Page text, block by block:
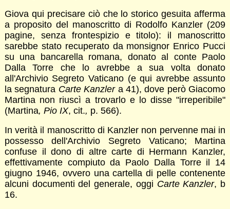
Giova qui precisare ciò che lo storico gesuita afferma
a proposito del manoscritto di Rodolfo Kanzler (209
pagine, senza frontespizio e titolo): il manoscritto
sarebbe stato recuperato da monsignor Enrico Pucci
su una bancarella romana, donato al conte Paolo
Dalla Torre che lo avrebbe a sua volta donato
all'Archivio Segreto Vaticano (e qui avrebbe assunto
la segnatura Carte Kanzlera 41), dove però Giacomo
Martina non riuscì a trovarlo e lo disse "irreperibile"
(Martina, Pio IX, cit., p. 566).
In verità il manoscritto di Kanzler non pervenne mai in
possesso dell'Archivio Segreto Vaticano; Martina
confuse il dono di altre carte di Hermann Kanzler,
effettivamente compiuto da Paolo Dalla Torre il 14
giugno 1946, ovvero una cartella di pelle contenente
alcuni documenti del generale, oggi Carte Kanzler, b
16.